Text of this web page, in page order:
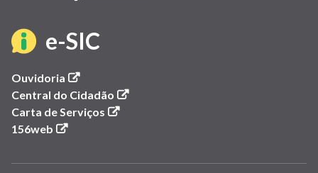
e-SIC(link
em
Ouvidoria (link
abre
em
nova
Central do Cidadão (link
abre
janela)
Carta de Serviços (link
nova
156web (link
em